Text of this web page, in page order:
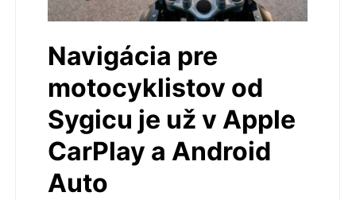
Navigácia pre
motocyklistov od
Sygicu je už v Apple
CarPlay a Android
Auto